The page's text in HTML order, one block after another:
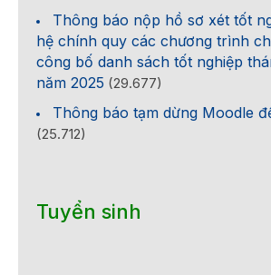
Thông báo nộp hồ sơ xét tốt
hệ chính quy các chương trình
công bố danh sách tốt nghiệp
năm 2025 (29.677)
Thông báo tạm dừng Moodle
(25.712)
Tuyển sinh